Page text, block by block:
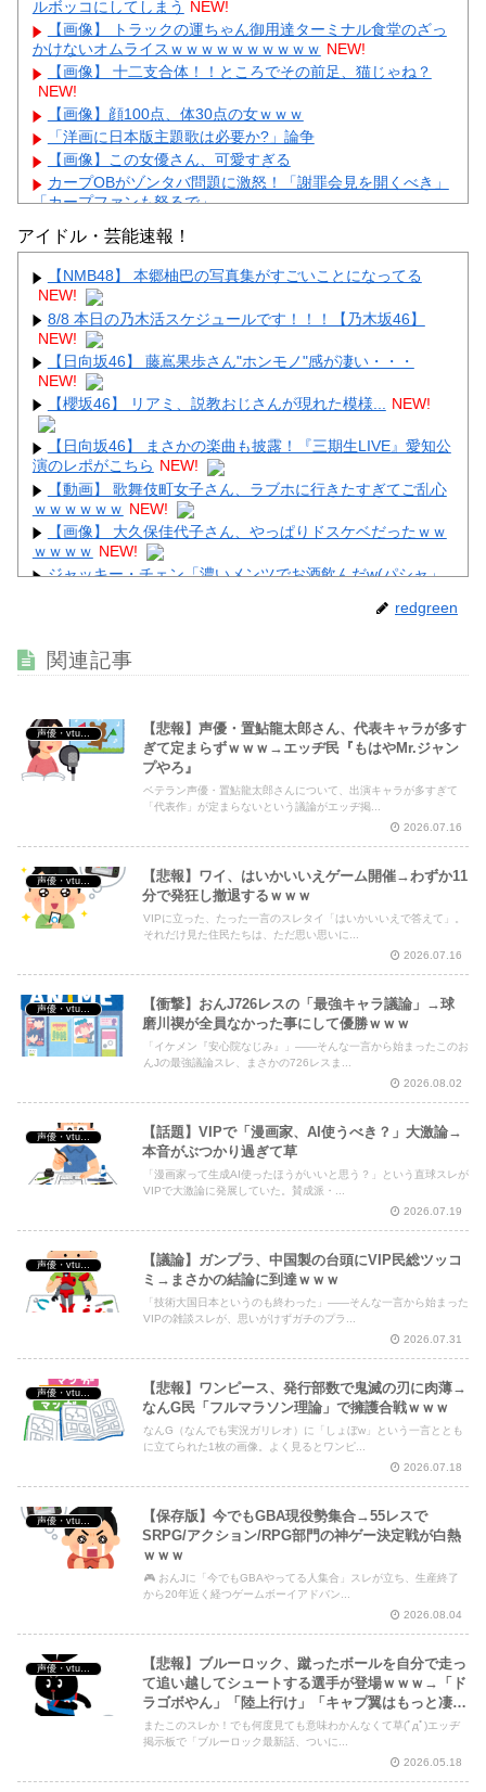
ルボッコにしてしまう NEW!
【画像】 トラックの運ちゃん御用達ターミナル食堂のざっ
かけないオムライスｗｗｗｗｗｗｗｗｗｗ NEW!
【画像】 十二支合体！！ところでその前足、猫じゃね？
NEW!
【画像】顔100点、体30点の女ｗｗｗ
「洋画に日本版主題歌は必要か?」論争
【画像】この女優さん、可愛すぎる
カープOBがゾンタバ問題に激怒！「謝罪会見を開くべき」
「カープファンも怒るで」
【画像】顔100点、体30点の女ｗｗｗ
Powered by livedoor 相互RSS
アイドル・芸能速報！
【NMB48】 本郷柚巴の写真集がすごいことになってる
NEW!
8/8 本日の乃木活スケジュールです！！！【乃木坂46】
NEW!
【日向坂46】 藤嶌果歩さん"ホンモノ"感が凄い・・・
NEW!
【櫻坂46】 リアミ、説教おじさんが現れた模様...
NEW!
【日向坂46】 まさかの楽曲も披露！『三期生LIVE』愛知公
演のレポがこちら NEW!
【動画】 歌舞伎町女子さん、ラブホに行きたすぎてご乱心
ｗｗｗｗｗｗ NEW!
【画像】 大久保佳代子さん、やっぱりドスケベだったｗｗ
ｗｗｗｗ NEW!
ジャッキー・チェン「濃いメンツでお酒飲んだw(パシャ」
NEW!
ガチでヤバすぎる…
Powered by livedoor 相互RSS
redgreen
関連記事
声優・vtuber・アニメ漫画ゲーム
【悲報】声優・置鮎龍太郎さん、代表キャラが多す
ぎて定まらずｗｗｗ→エッヂ民『もはやMr.ジャン
プやろ』
ベテラン声優・置鮎龍太郎さんについて、出演キャラが多すぎて
「代表作」が定まらないという議論がエッヂ掲...
2026.07.16
声優・vtuber・アニメ漫画ゲーム
【悲報】ワイ、はいかいいえゲーム開催→わずか11
分で発狂し撤退するｗｗｗ
VIPに立った、たった一言のスレタイ「はいかいいえで答えて」。
それだけ見た住民たちは、ただ思い思いに...
2026.07.16
声優・vtuber・アニメ漫画ゲーム
【衝撃】おんJ726レスの「最強キャラ議論」→球
磨川禊が全員なかった事にして優勝ｗｗｗ
「イケメン『安心院なじみ』」――そんな一言から始まったこのお
んJの最強議論スレ、まさかの726レスま...
2026.08.02
声優・vtuber・アニメ漫画ゲーム
【話題】VIPで「漫画家、AI使うべき？」大激論→
本音がぶつかり過ぎて草
「漫画家って生成AI使ったほうがいいと思う？」という直球スレが
VIPで大激論に発展していた。賛成派・...
2026.07.19
声優・vtuber・アニメ漫画ゲーム
【議論】ガンプラ、中国製の台頭にVIP民総ツッコ
ミ→まさかの結論に到達ｗｗｗ
「技術大国日本というのも終わった」——そんな一言から始まった
VIPの雑談スレが、思いがけずガチのプラ...
2026.07.31
【悲報】ワンピース、発行部数で鬼滅の刃に肉薄→
なんG民「フルマラソン理論」で擁護合戦ｗｗｗ
なんG（なんでも実況ガリレオ）に「しょぼw」という一言ととも
に立てられた1枚の画像。よく見るとワンピ...
2026.07.18
【保存版】今でもGBA現役勢集合→55レスで
SRPG/アクション/RPG部門の神ゲー決定戦が白熱
ｗｗｗ
🎮 おんJに「今でもGBAやってる人集合」スレが立ち、生産終了
から20年近く経つゲームボーイアドバン...
2026.08.04
【悲報】ブルーロック、蹴ったボールを自分で走っ
て追い越してシュートする選手が登場ｗｗｗ→「ド
ラゴボやん」「陸上行け」「キャプ翼はもっと凄
い」
またこのスレか！でも何度見ても意味わかんなくて草(ﾟдﾟ)エッヂ
掲示板で「ブルーロック最新話、ついに...
2026.05.18